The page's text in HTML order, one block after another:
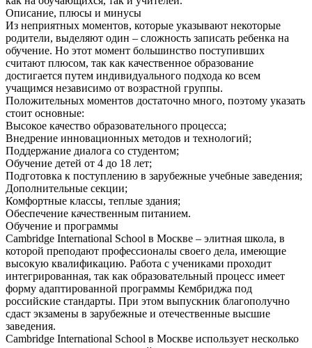
Описание, плюсы и минусы
Из неприятных моментов, которые указывают некоторые
родители, выделяют один – сложность записать ребенка на
обучение. Но этот момент большинство поступивших
считают плюсом, так как качественное образование
достигается путем индивидуального подхода ко всем
учащимся независимо от возрастной группы.
Положительных моментов достаточно много, поэтому указать
стоит основные:
Высокое качество образовательного процесса;
Внедрение инновационных методов и технологий;
Поддержание диалога со студентом;
Обучение детей от 4 до 18 лет;
Подготовка к поступлению в зарубежные учебные заведения;
Дополнительные секции;
Комфортные классы, теплые здания;
Обеспечение качественным питанием.
Обучение и программы
Cambridge International School в Москве – элитная школа, в
которой преподают профессионалы своего дела, имеющие
высокую квалификацию. Работа с учениками проходит
интегрированная, так как образовательный процесс имеет
форму адаптированной программы Кембриджа под
российские стандарты. При этом выпускник благополучно
сдаст экзамены в зарубежные и отечественные высшие
заведения.
Cambridge International School в Москве использует несколько